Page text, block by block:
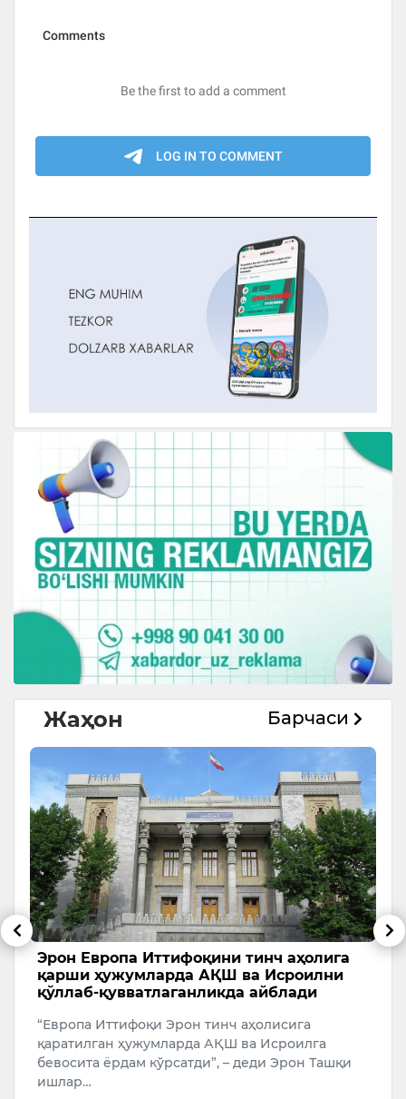
Жаҳон Барчаси
Эрон Европа Иттифоқини тинч аҳолига
қарши ҳужумларда АҚШ ва Исроилни
қўллаб-қувватлаганликда айблади
“Европа Иттифоқи Эрон тинч аҳолисига
қаратилган ҳужумларда АҚШ ва Исроилга
бевосита ёрдам кўрсатди”, – деди Эрон Ташқи
ишлар…